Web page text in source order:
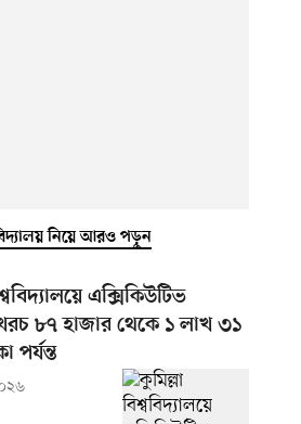
নিয়ে আরও পড়ুন
এক্সিকিউটিভ
৮৭ হাজার থেকে ১ লাখ ৩১
পর্যন্ত